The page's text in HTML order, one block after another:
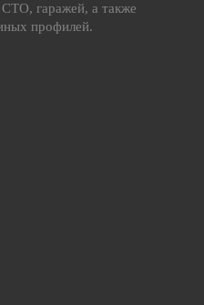
гаражей, а также
профилей.